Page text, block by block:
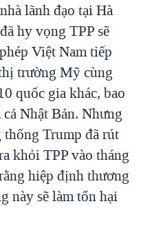
lãnh đạo tại Hà
hy vọng TPP sẽ
Việt Nam tiếp
trường Mỹ cùng
quốc gia khác, bao
cả Nhật Bản. Nhưng
thống Trump đã rút
khỏi TPP vào tháng
hiệp định thương
này sẽ làm tổn hại